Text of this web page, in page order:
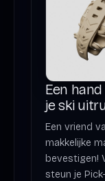
Een
je ski
Een vriend
makkelijke
bevestigen!
steun je